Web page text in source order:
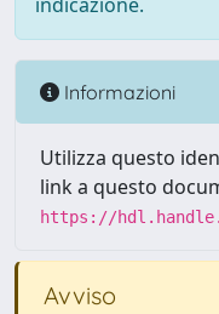
Informazioni
Utilizza questo
link a questo
https://
Avviso